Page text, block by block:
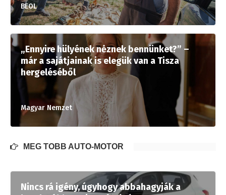
BEOL
„Ennyire hülyének nėznek bennünket?” –
már a sajátjainak is elegük van a Tisza
hergeléséből
Magyar Nemzet
MÉG TÖBB AUTÓ-MOTOR
Nincs rá igény, úgyhogy abbahagyják a